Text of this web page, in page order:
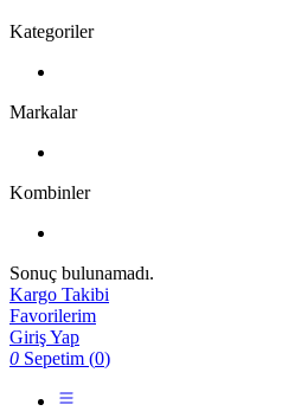
Kategoriler
Markalar
Kombinler
Sonuç bulunamadı.
Kargo Takibi
Favorilerim
Giriş Yap
0 Sepetim (0)